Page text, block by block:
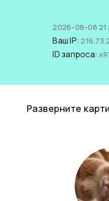
2026-08-06
Ваш IP:
ID запроса:
Разверните